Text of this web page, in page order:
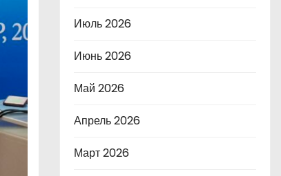
Июль 2026
Июнь 2026
Май 2026
Апрель 2026
Март 2026